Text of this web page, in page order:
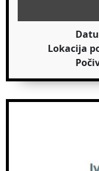
Lokacija